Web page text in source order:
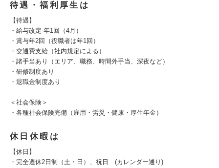
待遇・福利厚生は
【待遇】
・給与改定 年1回（4月）
・賞与年2回（役職者は年1回）
・交通費支給（社内規定による）
・諸手当あり（エリア、職務、時間外手当、深夜など）
・研修制度あり
・退職金制度あり
＜社会保険＞
・各種社会保険完備（雇用・労災・健康・厚生年金）
休日休暇は
【休日】
・完全週休2日制（土・日）、祝日 (カレンダー通り)